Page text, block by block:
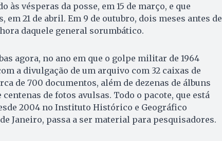
às vésperas da posse, em 15 de março, e que
21 de abril. Em 9 de outubro, dois meses antes de
daquele general sorumbático.
agora, no ano em que o golpe militar de 1964
a divulgação de um arquivo com 32 caixas de
de 700 documentos, além de dezenas de álbuns
de fotos avulsas. Todo o pacote, que está
2004 no Instituto Histórico e Geográfico
Janeiro, passa a ser material para pesquisadores.